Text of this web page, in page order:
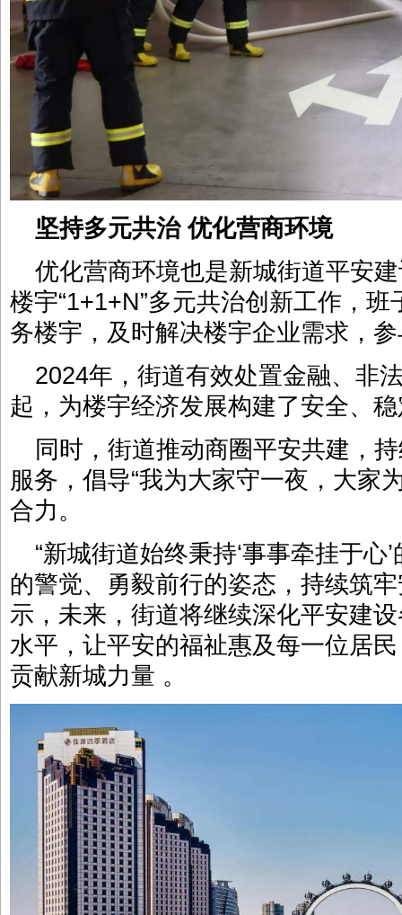
坚持多元共治 优化营商环境
优化营商环境也是新城街道平安
楼宇“1+1+N”多元共治创新工作，
务楼宇，及时解决楼宇企业需求，
2024年，街道有效处置金融、非
起，为楼宇经济发展构建了安全、
同时，街道推动商圈平安共建，
服务，倡导“我为大家守一夜，大家
合力。
“新城街道始终秉持‘事事牵挂于心
的警觉、勇毅前行的姿态，持续筑
示，未来，街道将继续深化平安建
水平，让平安的福祉惠及每一位居
贡献新城力量 。